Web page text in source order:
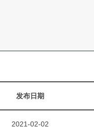
发布日期
2021-02-02